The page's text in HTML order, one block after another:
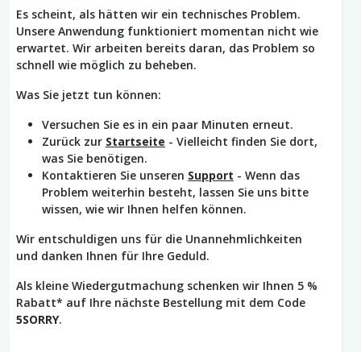
Es scheint, als hätten wir ein technisches Problem.
Unsere Anwendung funktioniert momentan nicht wie
erwartet. Wir arbeiten bereits daran, das Problem so
schnell wie möglich zu beheben.
Was Sie jetzt tun können:
Versuchen Sie es in ein paar Minuten erneut.
Zurück zur Startseite - Vielleicht finden Sie dort,
was Sie benötigen.
Kontaktieren Sie unseren Support - Wenn das
Problem weiterhin besteht, lassen Sie uns bitte
wissen, wie wir Ihnen helfen können.
Wir entschuldigen uns für die Unannehmlichkeiten
und danken Ihnen für Ihre Geduld.
Als kleine Wiedergutmachung schenken wir Ihnen 5 %
Rabatt* auf Ihre nächste Bestellung mit dem Code
5SORRY.